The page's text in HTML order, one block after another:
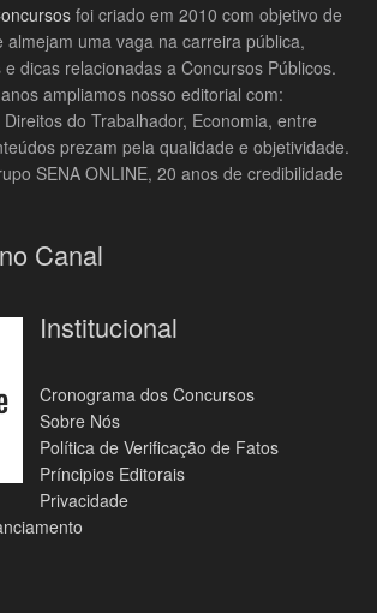
foi criado em 2010 com objetivo de
almejam uma vaga na carreira pública,
dicas relacionadas a Concursos Públicos.
ampliamos nosso editorial com:
do Trabalhador, Economia, entre
prezam pela qualidade e objetividade.
SENA ONLINE, 20 anos de credibilidade
Canal
Institucional
Cronograma dos Concursos
Sobre Nós
Política de Verificação de Fatos
Príncipios Editorais
Privacidade